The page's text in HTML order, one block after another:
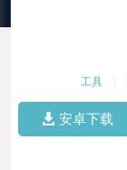
工具
安卓下载